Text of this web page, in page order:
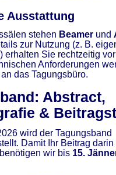
Ausstattung
stehen Beamer und
zur Nutzung (z. B.
erhalten Sie rechtzeitig
Anforderungen
das Tagungsbüro.
Abstract,
&
wird der Tagungsband
Damit Ihr Beitrag
wir bis 15.